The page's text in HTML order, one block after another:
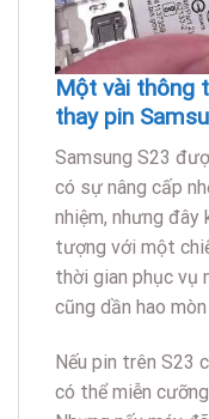
Một vài thông
thay pin
Samsung S23
có sự nâng cấp
nhiệm, nhưng đây
tượng với một
thời gian phục vụ
cũng dần hao
Nếu pin trên S23
có thể miễn